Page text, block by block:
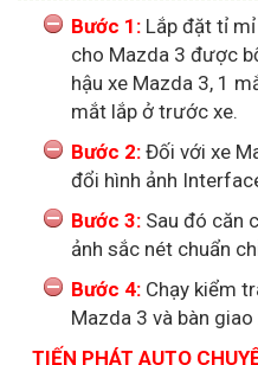
Bước 1: Lắp đặt tỉ
cho Mazda 3 được
hậu xe Mazda 3, 1
mắt lắp ở trước xe.
Bước 2: Đối với xe
đổi hình ảnh
Bước 3: Sau đó căn
ảnh sắc nét chuẩn
Bước 4: Chạy kiểm
Mazda 3 và bàn
TIẾN PHÁT AUTO